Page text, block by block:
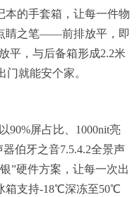
本的手套箱，让每一件物
睛之笔——前排放平，即
平，与后备箱形成2.2米
就能安个家。
90%屏占比、1000nit亮
伯牙之音7.5.4.2全景声
”硬件方案，让每一次出
箱支持-18℃深冻至50℃